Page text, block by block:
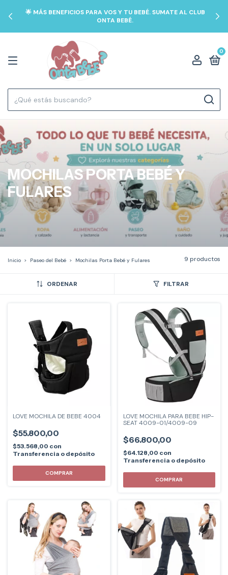
🌟 MÁS BENEFICIOS PARA VOS Y TU BEBÉ. SUMATE AL CLUB
ONTA BEBÉ.
0
MOCHILAS PORTA BEBÉ Y
FULARES
Inicio > Paseo del Bebé > Mochilas Porta Bebé y Fulares 9 productos
ORDENAR FILTRAR
LOVE MOCHILA DE BEBE 4004
$55.800,00
$53.568,00 con
Transferencia o depósito
COMPRAR
LOVE MOCHILA PARA BEBE HIP-
SEAT 4009-01/4009-09
$66.800,00
$64.128,00 con
Transferencia o depósito
COMPRAR